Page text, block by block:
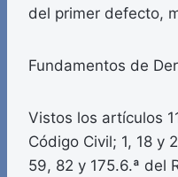
del primer defecto,
Fundamentos de
Vistos los artículos
Código Civil; 1, 18 y
59, 82 y 175.6.ª del